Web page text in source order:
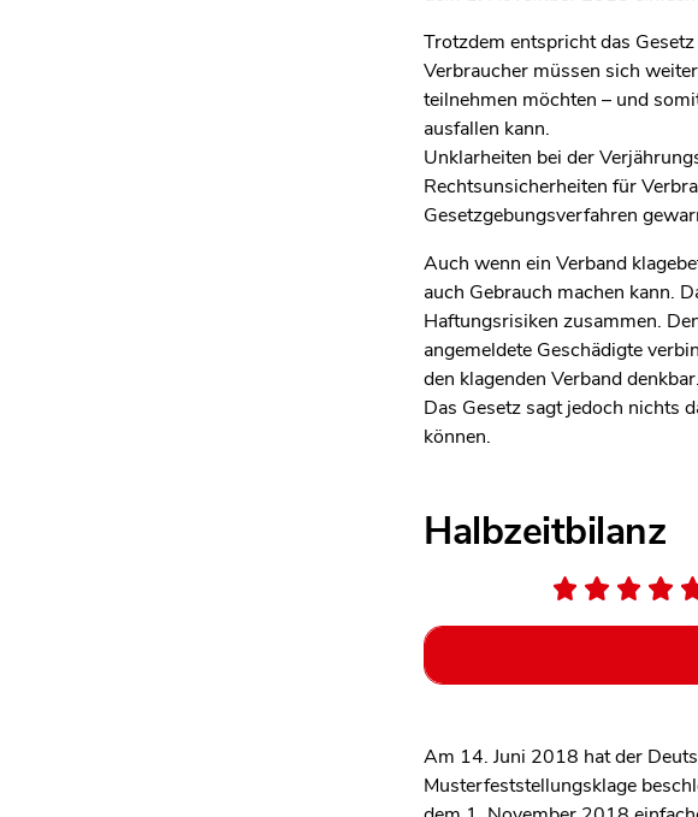
Trotzdem entspricht das
Verbraucher müssen sich
teilnehmen möchten – und
ausfallen kann.
Unklarheiten bei der
Rechtsunsicherheiten für
Gesetzgebungsverfahren
Auch wenn ein Verband
auch Gebrauch machen kann.
Haftungsrisiken zusammen.
angemeldete Geschädigte
den klagenden Verband
Das Gesetz sagt jedoch nichts
können.
Halbzeitbilanz
Am 14. Juni 2018 hat der
Musterfeststellungsklage